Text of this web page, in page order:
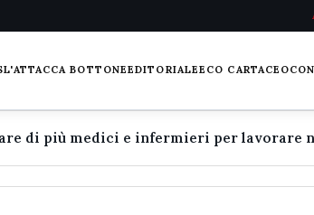
L'ATTACCA BOTTONEEDITORIALEECO CARTACEO